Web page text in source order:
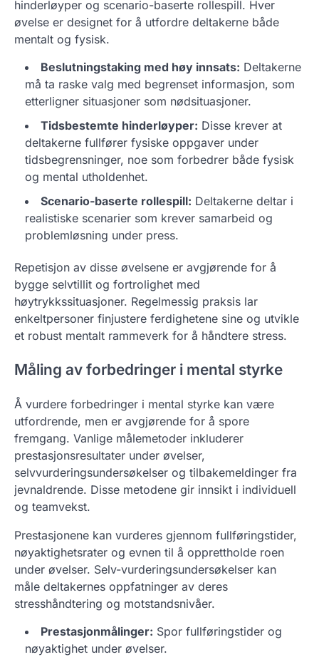
hinderløyper og scenario-baserte rollespill. Hver
øvelse er designet for å utfordre deltakerne både
mentalt og fysisk.
Beslutningstaking med høy innsats: Deltakerne
må ta raske valg med begrenset informasjon, som
etterligner situasjoner som nødsituasjoner.
Tidsbestemte hinderløyper: Disse krever at
deltakerne fullfører fysiske oppgaver under
tidsbegrensninger, noe som forbedrer både fysisk
og mental utholdenhet.
Scenario-baserte rollespill: Deltakerne deltar i
realistiske scenarier som krever samarbeid og
problemløsning under press.
Repetisjon av disse øvelsene er avgjørende for å
bygge selvtillit og fortrolighet med
høytrykkssituasjoner. Regelmessig praksis lar
enkeltpersoner finjustere ferdighetene sine og utvikle
et robust mentalt rammeverk for å håndtere stress.
Måling av forbedringer i mental styrke
Å vurdere forbedringer i mental styrke kan være
utfordrende, men er avgjørende for å spore
fremgang. Vanlige målemetoder inkluderer
prestasjonsresultater under øvelser,
selvvurderingsundersøkelser og tilbakemeldinger fra
jevnaldrende. Disse metodene gir innsikt i individuell
og teamvekst.
Prestasjonene kan vurderes gjennom fullføringstider,
nøyaktighetsrater og evnen til å opprettholde roen
under øvelser. Selv-vurderingsundersøkelser kan
måle deltakernes oppfatninger av deres
stresshåndtering og motstandsnivåer.
Prestasjonmålinger: Spor fullføringstider og
nøyaktighet under øvelser.